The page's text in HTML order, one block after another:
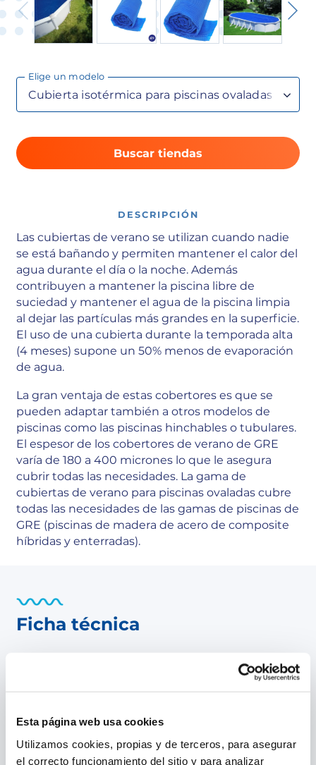
Esta página web usa cookies
Utilizamos cookies, propias y de terceros, para asegurar
el correcto funcionamiento del sitio y para analizar
Elige un modelo
Buscar tiendas
DESCRIPCIÓN
Las cubiertas de verano se utilizan cuando nadie
se está bañando y permiten mantener el calor del
agua durante el día o la noche. Además
contribuyen a mantener la piscina libre de
suciedad y mantener el agua de la piscina limpia
al dejar las partículas más grandes en la superficie.
El uso de una cubierta durante la temporada alta
(4 meses) supone un 50% menos de evaporación
de agua.
La gran ventaja de estas cobertores es que se
pueden adaptar también a otros modelos de
piscinas como las piscinas hinchables o tubulares.
El espesor de los cobertores de verano de GRE
varía de 180 a 400 micrones lo que le asegura
cubrir todas las necesidades. La gama de
cubiertas de verano para piscinas ovaladas cubre
todas las necesidades de las gamas de piscinas de
GRE (piscinas de madera de acero de composite
híbridas y enterradas).
Ficha técnica
Forma de la cubierta de la piscina